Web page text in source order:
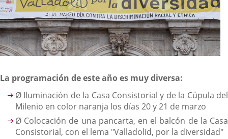
La programación de este año es muy diversa:
Ø Iluminación de la Casa Consistorial y de la Cúpula del
Milenio en color naranja los días 20 y 21 de marzo
Ø Colocación de una pancarta, en el balcón de la Casa
Consistorial, con el lema "Valladolid, por la diversidad"